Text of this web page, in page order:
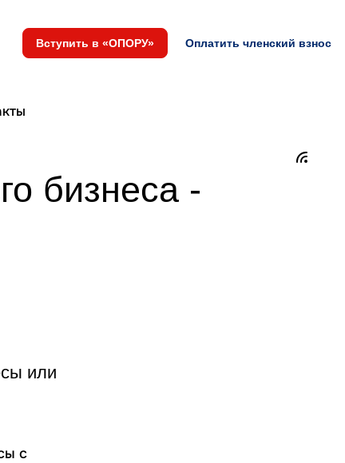
Вступить в «ОПОРУ» Оплатить членский взнос
бизнеса -
или
с